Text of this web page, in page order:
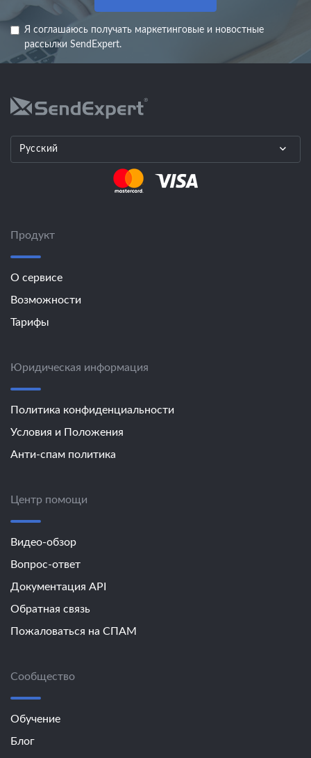
Я соглашаюсь получать маркетинговые и новостные
рассылки SendExpert.
Русский
Продукт
О сервисе
Возможности
Тарифы
Юридическая информация
Политика конфиденциальности
Условия и Положения
Анти-спам политика
Центр помощи
Видео-обзор
Вопрос-ответ
Документация API
Обратная связь
Пожаловаться на СПАМ
Сообщество
Обучение
Блог